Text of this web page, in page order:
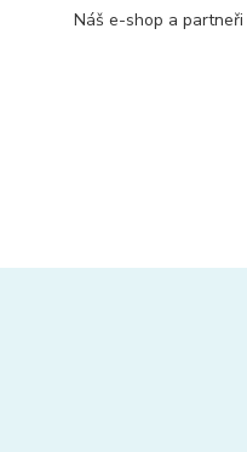
platba,
Náš e-shop a